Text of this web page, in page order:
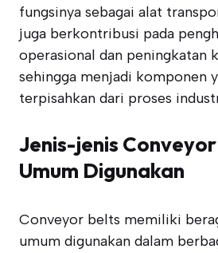
fungsinya sebagai alat
juga berkontribusi pada
operasional dan peningkatan
sehingga menjadi komponen
terpisahkan dari proses
Jenis-jenis
Umum Digunakan
Conveyor belts memiliki
umum digunakan dalam